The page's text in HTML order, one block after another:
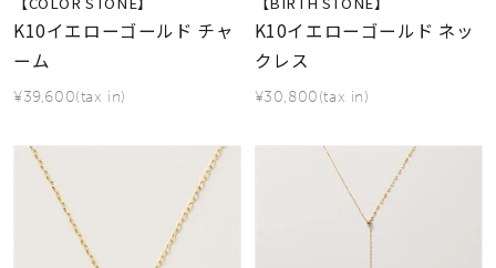
K10イエローゴールド チャ
ーム
¥39,600(tax in)
K10イエローゴールド ネッ
クレス
¥30,800(tax in)